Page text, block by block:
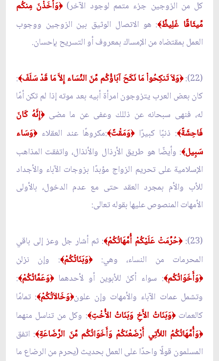
كل من الزوجين جزء متمم لوجود الآخر)﴿وَأَخَذْنَ مِنكُم
مِّيثَاقًا غَلِيظً﴾: هو الاتصال الوثيق بين الزوجين ووجوب
العمل بمقتضاه من الإمساك بمعروف أو التسريح بإحسان.
(22): ﴿وَلاَ تَنكِحُواْ مَا نَكَحَ آبَاؤُكُم مِّنَ النِّسَاء إِلاَّ مَا قَدْ سَلَفَ﴾:
كان بعض العرب يتزوجون امرأة أبيه بعد موته إذا لم تكن أمًا
له، فنهى سبحانه عن ذللك وعفى عن ما مضى﴿إِنَّهُ كَانَ
فَاحِشَةً﴾: ذنبًا كبيرًا﴿وَمَقْتً﴾:مكروهًا عند العقلاء﴿وَسَاء
سَبِيل﴾: وأيضًا هو طريق الأرذال والأنذال، واتفقت المذاهب
الإسلامية على تحريم الزواج مؤبدًا بزوجات الآباء والأجداد
للأب والأم بمجرد العقد حتى مع عدم الدخول، بالأولى
الأمهات المنصوص عليها بقوله تعالى:
(23): ﴿حُرِّمَتْ عَلَيْكُمْ أُمَّهَاتُكُمْ﴾: ثم أشار جل وعز إلى باقي
المحرمات من النساء، وهي:﴿وَبَنَاتُكُمْ﴾: وإن نزلن
﴿وَأَخَوَاتُكُم﴾: سواء أكنَ للأبوين أو لأحدهما﴿وَعَمَّاتُكُمْ﴾:
وتشمل عمات الآباء والأمهات وإن علون﴿وَخَالاَتُكُمْ﴾: تمامًا
كالعمات﴿وَبَنَاتُ الأَخِ وَبَنَاتُ الأُخْتِ﴾: وكل من تناسل منهما
﴿وَأُمَّهَاتُكُمُ اللاَّتِي أَرْضَعْنَكُمْ وَأَخَوَاتُكُم مِّنَ الرَّضَاعَةِ﴾: اتفق
المسلمون قولًا واحدًا على العمل بحديث (يحرم من الرضاع ما